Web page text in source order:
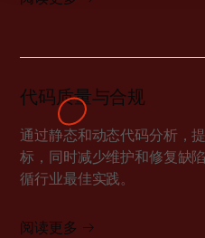
代码质量与合规
通过静态和动态代码分析，
标，同时减少维护和修复缺
循行业最佳实践。
阅读更多